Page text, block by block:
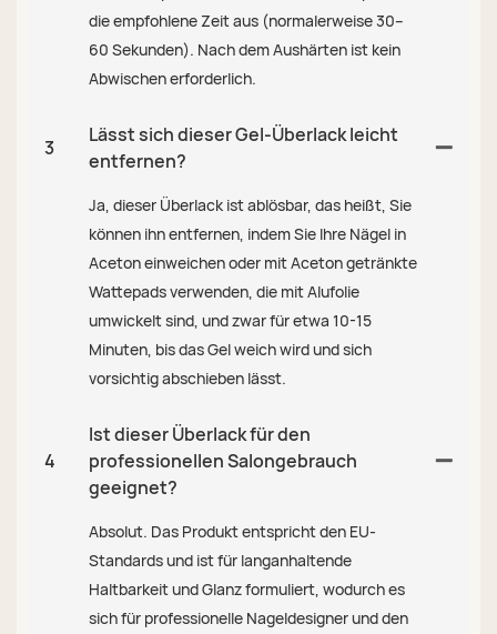
die empfohlene Zeit aus (normalerweise 30–
60 Sekunden). Nach dem Aushärten ist kein
Abwischen erforderlich.
3
Lässt sich dieser Gel-Überlack leicht
entfernen?
Ja, dieser Überlack ist ablösbar, das heißt, Sie
können ihn entfernen, indem Sie Ihre Nägel in
Aceton einweichen oder mit Aceton getränkte
Wattepads verwenden, die mit Alufolie
umwickelt sind, und zwar für etwa 10-15
Minuten, bis das Gel weich wird und sich
vorsichtig abschieben lässt.
4
Ist dieser Überlack für den
professionellen Salongebrauch
geeignet?
Absolut. Das Produkt entspricht den EU-
Standards und ist für langanhaltende
Haltbarkeit und Glanz formuliert, wodurch es
sich für professionelle Nageldesigner und den